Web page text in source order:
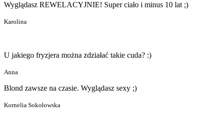
Wyglądasz REWELACYJNIE! Super ciało i minus 10 lat ;)
Karolina
U jakiego fryzjera można zdziałać takie cuda? :)
Anna
Blond zawsze na czasie. Wyglądasz sexy ;)
Kornelia Sokołowska